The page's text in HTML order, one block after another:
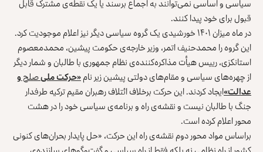
قبول برای خود پیدا کنند.
در ماه میزان ۱۴۰۱ خورشیدی یک گروه سیاسی دیگر نیز اعلام موجودیت کرد.
این گروه را محمدحنیف اتمر، وزیر خارجه‌ی حکومت پیشین، محمدمعصوم
استانکزی، رییس هیأت مذاکره‌کننده‌ی نظام جمهوری با طالبان و شمار دیگر
از چهره‌های سیاسی و مقام‌های دولتی پیشین زیر نام«حرکت ملیصلحو
عدالت»ایجاد کردند. این حرکت برخلاف ائتلاف رهبران مقیم ترکیه طرفدار
جنگ با طالبان نیست و نقشه‌ی راه و برنامه‌ی سیاسی خود را در هشت
محور اعلام کرده است.
براساس مواد محور دوم نقشه‌ی راه این حرکت، «حل پایدار بحران‌های کنونی